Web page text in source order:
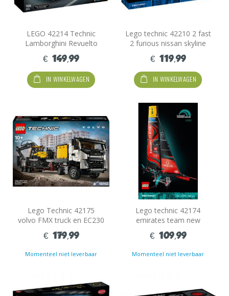
LEGO 42214 Technic
Lamborghini Revuelto
Supersportwagen
€ 149,99
IN WINKELWAGEN
Lego technic 42210 2 fast
2 furious nissan skyline
gtr
€ 119,99
IN WINKELWAGEN
Lego Technic 42175
volvo FMX truck en EC230
elektrische graafmachine
€ 179,99
Momenteel niet leverbaar
Lego technic 42174
emirates team new
zealand ac75 jacht
€ 109,99
Momenteel niet leverbaar